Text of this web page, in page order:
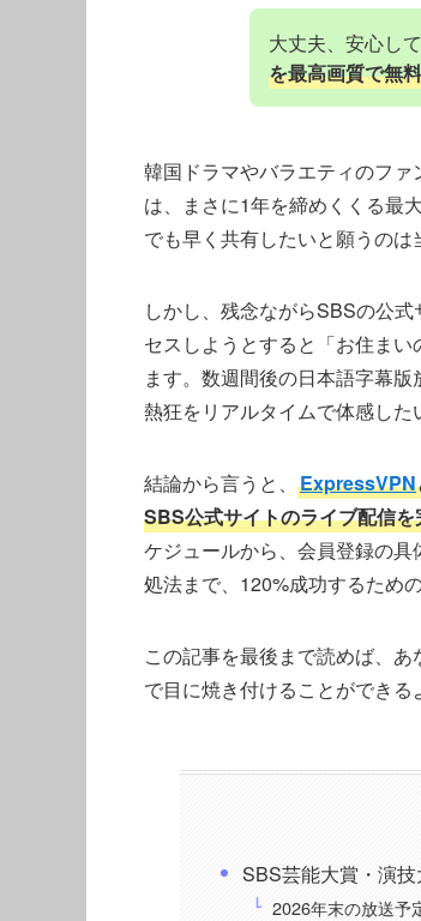
大丈夫、安心して
を最高画質で無
韓国ドラマやバラエティのフ
は、まさに1年を締めくくる最
でも早く共有したいと願うのは
しかし、残念ながらSBSの公
セスしようとすると「お住ま
ます。数週間後の日本語字幕
熱狂をリアルタイムで体感した
結論から言うと、 ExpressVPN
SBS公式サイトのライブ配信
ケジュールから、会員登録の
処法まで、120%成功するため
この記事を最後まで読めば、
で目に焼き付けることができる
SBS芸能大賞・演
2026年末の放送予